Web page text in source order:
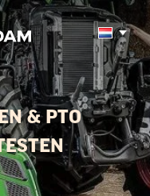
&PTO